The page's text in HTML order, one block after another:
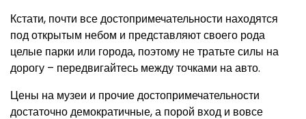
Кстати, почти все достопримечательности находятся
под открытым небом и представляют своего рода
целые парки или города, поэтому не тратьте силы на
дорогу – передвигайтесь между точками на авто.
Цены на музеи и прочие достопримечательности
достаточно демократичные, а порой вход и вовсе